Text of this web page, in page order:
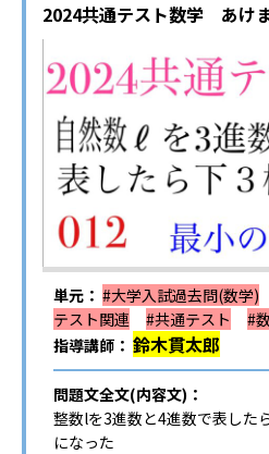
2024共通テスト数学 あけ
単元： #大学入試過去問(数学)
テスト関連
#共通テスト
#
指導講師： 鈴木貫太郎
問題文全文(内容文)：
整数lを3進数と4進数で表した
になった